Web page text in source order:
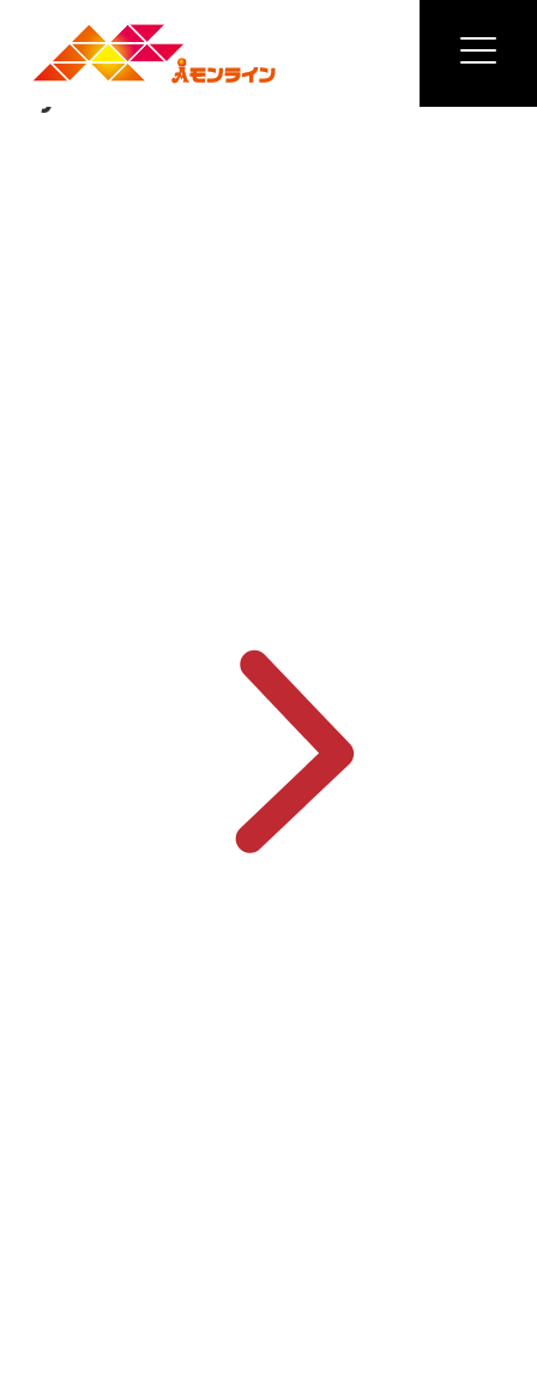
Next Image
Layer 22